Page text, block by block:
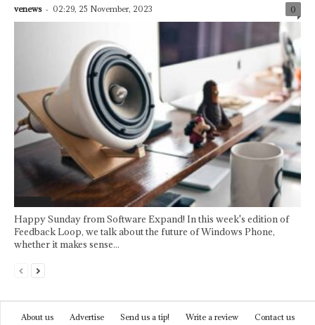
venews - 02:29, 25 November, 2023 0
Happy Sunday from Software Expand! In this week's edition of
Feedback Loop, we talk about the future of Windows Phone,
whether it makes sense...
About us Advertise Send us a tip! Write a review Contact us